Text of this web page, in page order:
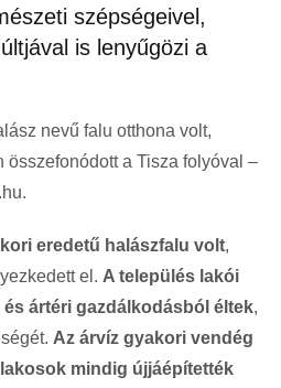
szépségeivel,
is lenyűgözi a
nevű falu otthona volt,
összefonódott a Tisza folyóval –
eredetű halászfalu volt,
el. A település lakói
ártéri gazdálkodásból éltek,
Az árvíz gyakori vendég
mindig újjáépítették